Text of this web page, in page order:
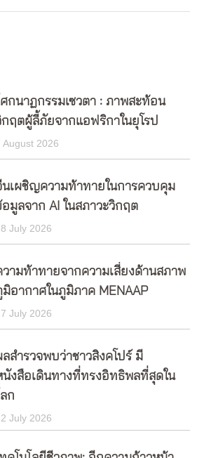
ศกนาฏกรรมเซวตา : ภาพสะท้อน
กฤตผู้ลี้ภัยจากแอฟริกาในยุโรป
August 2026
นเผชิญความท้าทายในการควบคุม
อมูลจาก AI ในสภาวะวิกฤต
July 2026
วามท้าทายจากความเสี่ยงด้านสภาพ
มิอากาศในภูมิภาค MENAAP
July 2026
ลสำรวจพบว่าชาวสิงคโปร์ มี
นังสือเดินทางที่ทรงอิทธิพลที่สุดใน
ลก
July 2026